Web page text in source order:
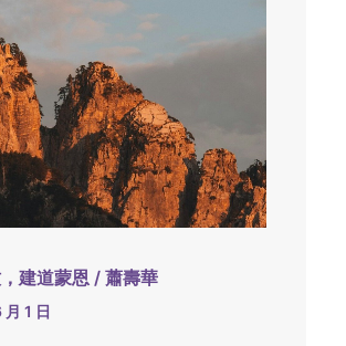
建道蒙恩 / 蕭壽華
1 日